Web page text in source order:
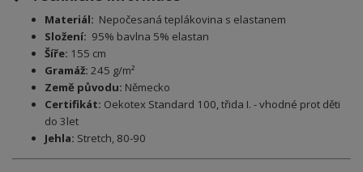
Materiál: Nepočesaná teplákovina s elastanem
Složení: 95% bavlna 5% elastan
Šíře: 155 cm
Gramáž: 245 g/m²
Země původu: Německo
Certifikát: Oekotex Standard 100, třida I. - vhodné prot děti
do 3let
Jehla: Stretch, 80-90